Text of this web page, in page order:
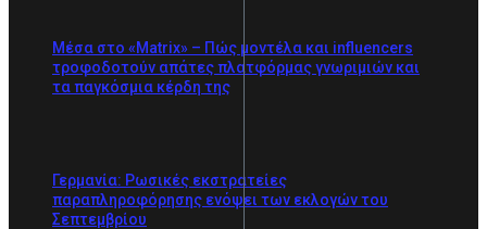
Μέσα στο «Matrix» – Πώς μοντέλα και influencers
τροφοδοτούν απάτες πλατφόρμας γνωριμιών και
τα παγκόσμια κέρδη της
Γερμανία: Ρωσικές εκστρατείες
παραπληροφόρησης ενόψει των εκλογών του
Σεπτεμβρίου